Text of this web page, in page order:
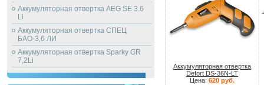
Аккумуляторная отвертка AEG SE 3.6
Li
Аккумуляторная отвертка СПЕЦ
БАО-3,6 ЛИ
Аккумуляторная отвертка Sparky GR
7,2Li
Аккумуляторная отвертка
Defort DS-36N-LT
Цена: 620 руб.